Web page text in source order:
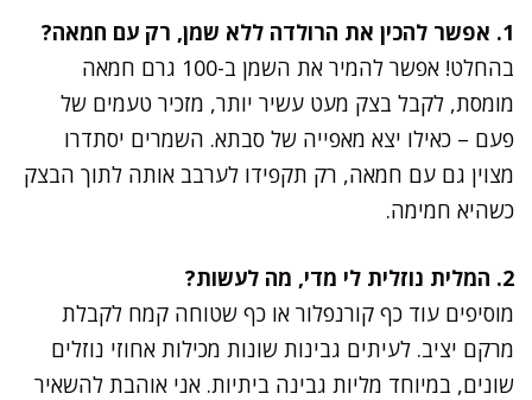
1. אפשר להכין את הרולדה ללא שמן, רק עם חמאה?
בהחלט! אפשר להמיר את השמן ב-100 גרם חמאה
מומסת, לקבל בצק מעט עשיר יותר, מזכיר טעמים של
פעם – כאילו יצא מאפייה של סבתא. השמרים יסתדרו
מצוין גם עם חמאה, רק תקפידו לערבב אותה לתוך הבצק
כשהיא חמימה.
2. המלית נוזלית לי מדי, מה לעשות?
מוסיפים עוד כף קורנפלור או כף שטוחה קמח לקבלת
מרקם יציב. לעיתים גבינות שונות מכילות אחוזי נוזלים
שונים, במיוחד מליות גבינה ביתיות. אני אוהבת להשאיר